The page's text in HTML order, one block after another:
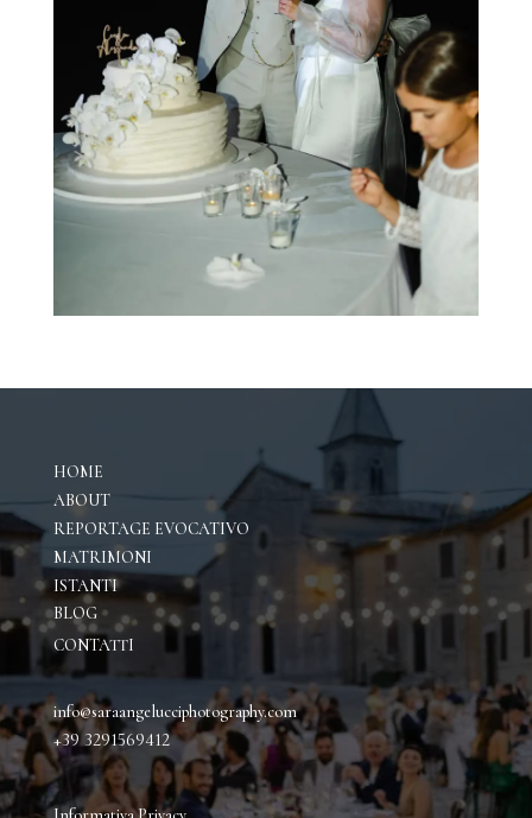
HOME
ABOUT
REPORTAGE EVOCATIVO
MATRIMONI
ISTANTI
BLOG
CONTATTI
info@saraangelucciphotography.com
+39 3291569412